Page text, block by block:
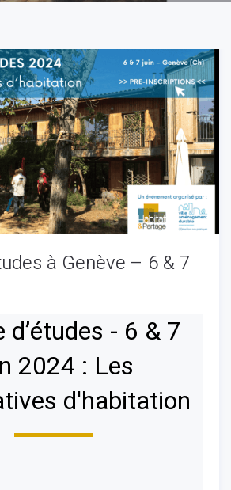
à Genève – 6 & 7
d’études - 6 & 7
2024 : Les
d'habitation